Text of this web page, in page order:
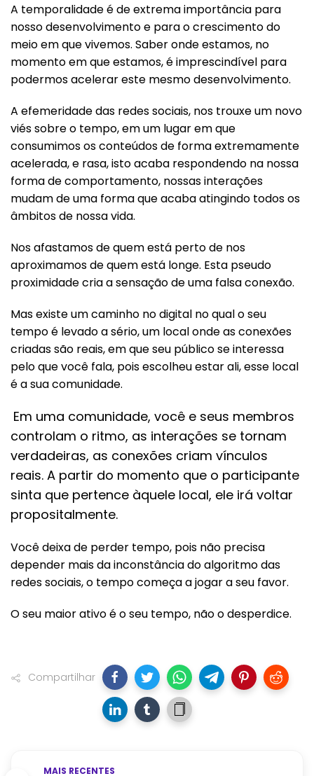
A temporalidade é de extrema importância para
nosso desenvolvimento e para o crescimento do
meio em que vivemos. Saber onde estamos, no
momento em que estamos, é imprescindível para
podermos acelerar este mesmo desenvolvimento.
A efemeridade das redes sociais, nos trouxe um novo
viés sobre o tempo, em um lugar em que
consumimos os conteúdos de forma extremamente
acelerada, e rasa, isto acaba respondendo na nossa
forma de comportamento, nossas interações
mudam de uma forma que acaba atingindo todos os
âmbitos de nossa vida.
Nos afastamos de quem está perto de nos
aproximamos de quem está longe. Esta pseudo
proximidade cria a sensação de uma falsa conexão.
Mas existe um caminho no digital no qual o seu
tempo é levado a sério, um local onde as conexões
criadas são reais, em que seu público se interessa
pelo que você fala, pois escolheu estar ali, esse local
é a sua comunidade.
Em uma comunidade, você e seus membros
controlam o ritmo, as interações se tornam
verdadeiras, as conexões criam vínculos
reais. A partir do momento que o participante
sinta que pertence àquele local, ele irá voltar
propositalmente.
Você deixa de perder tempo, pois não precisa
depender mais da inconstância do algoritmo das
redes sociais, o tempo começa a jogar a seu favor.
O seu maior ativo é o seu tempo, não o desperdice.
Compartilhar
MAIS RECENTES